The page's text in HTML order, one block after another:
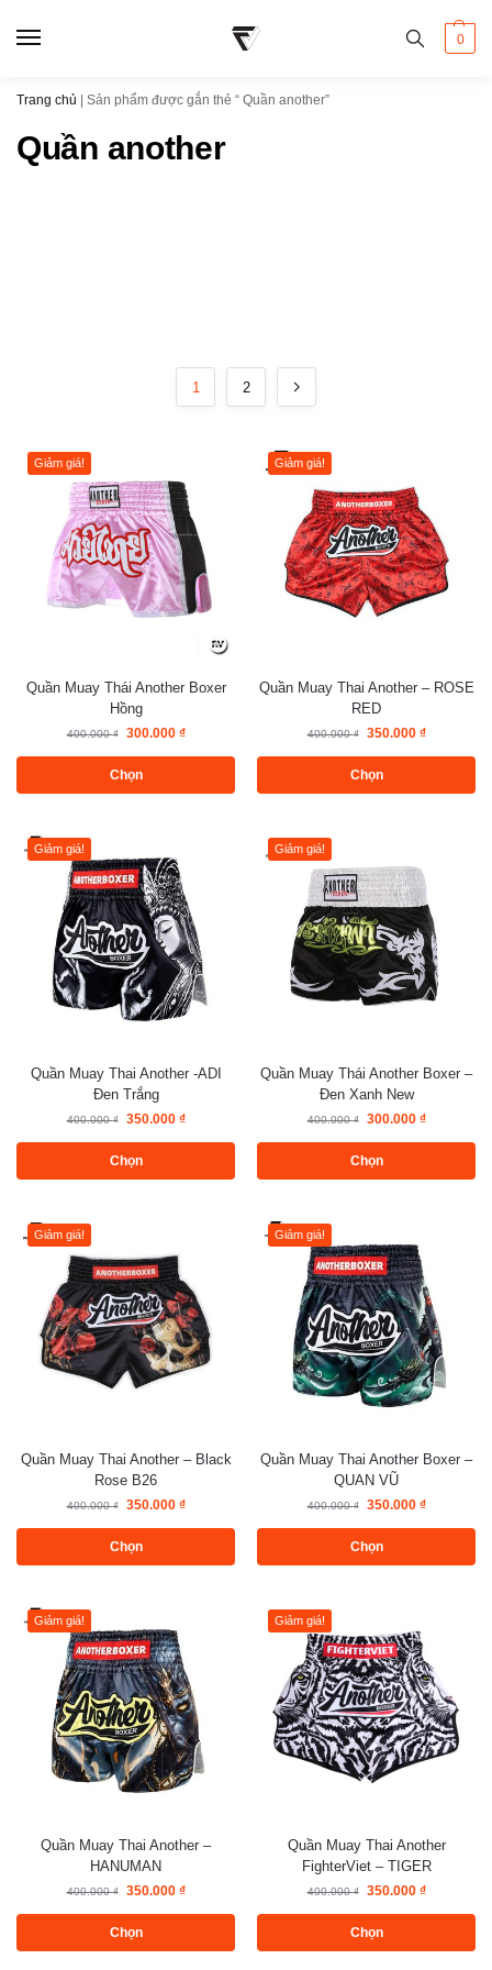
0
Trang chủ Sản phẩm được gắn thẻ “ Quần another”
Quần another
1 2
Giảm giá!
Quần Muay Thái Another Boxer
Hồng
400.000₫ 300.000 ₫
Chọn
Giảm giá!
Quần Muay Thai Another – ROSE
RED
400.000₫ 350.000 ₫
Chọn
Giảm giá!
Quần Muay Thai Another -ADI
Đen Trắng
400.000₫ 350.000 ₫
Chọn
Giảm giá!
Quần Muay Thái Another Boxer –
Đen Xanh New
400.000₫ 300.000 ₫
Chọn
Giảm giá!
Quần Muay Thai Another – Black
Rose B26
400.000₫ 350.000 ₫
Chọn
Giảm giá!
Quần Muay Thai Another Boxer –
QUAN VŨ
400.000₫ 350.000 ₫
Chọn
Giảm giá!
Quần Muay Thai Another –
HANUMAN
400.000₫ 350.000 ₫
Chọn
Giảm giá!
Quần Muay Thai Another
FighterViet – TIGER
400.000₫ 350.000 ₫
Chọn